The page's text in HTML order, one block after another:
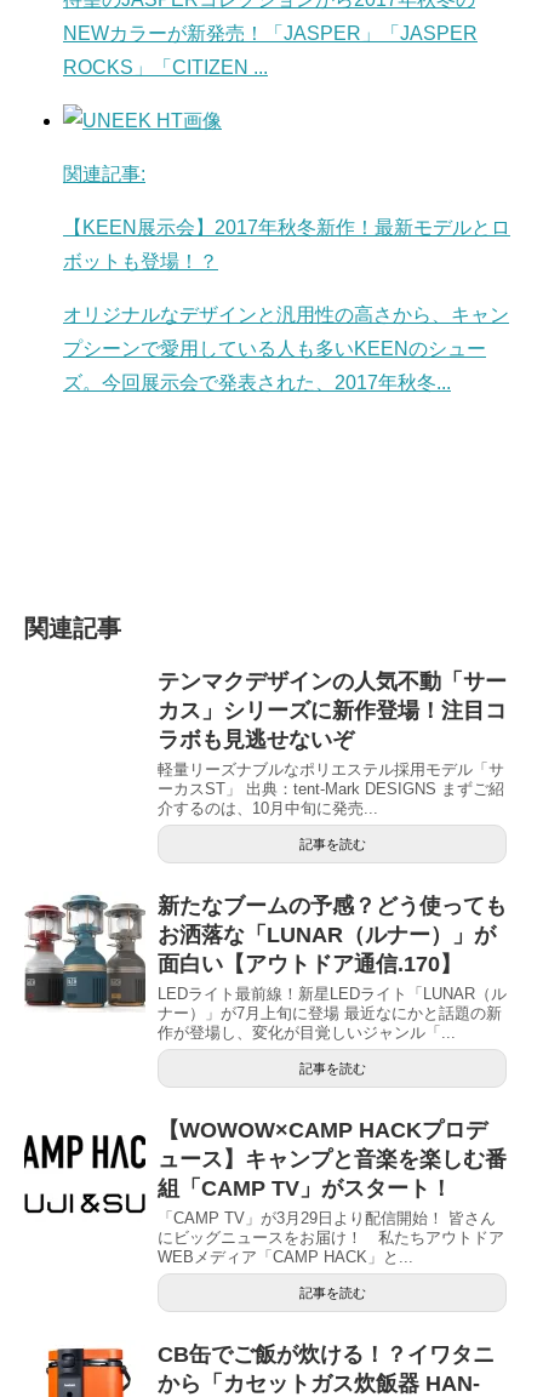
NEWカラーが新発売！「JASPER」「JASPER
ROCKS」「CITIZEN ...
関連記事:
【KEEN展示会】2017年秋冬新作！最新モデルとロ
ボットも登場！？
オリジナルなデザインと汎用性の高さから、キャン
プシーンで愛用している人も多いKEENのシュー
ズ。今回展示会で発表された、2017年秋冬...
関連記事
テンマクデザインの人気不動「サー
カス」シリーズに新作登場！注目コ
ラボも見逃せないぞ
軽量リーズナブルなポリエステル採用モデル「サ
ーカスST」 出典：tent-Mark DESIGNS まずご紹
介するのは、10月中旬に発売...
記事を読む
新たなブームの予感？どう使っても
お洒落な「LUNAR（ルナー）」が
面白い【アウトドア通信.170】
LEDライト最前線！新星LEDライト「LUNAR（ル
ナー）」が7月上旬に登場 最近なにかと話題の新
作が登場し、変化が目覚しいジャンル「...
記事を読む
【WOWOW×CAMP HACKプロデ
ュース】キャンプと音楽を楽しむ番
組「CAMP TV」がスタート！
「CAMP TV」が3月29日より配信開始！ 皆さん
にビッグニュースをお届け！ 私たちアウトドア
WEBメディア「CAMP HACK」と...
記事を読む
CB缶でご飯が炊ける！？イワタニ
から「カセットガス炊飯器 HAN-